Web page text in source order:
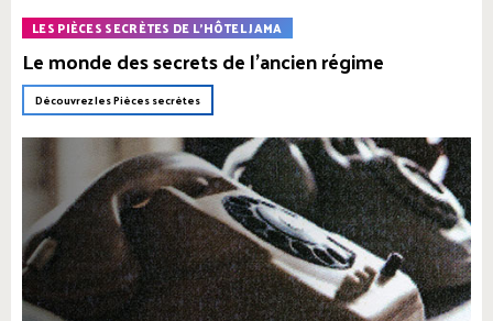
LES PIÈCES SECRÈTES DE L'HÔTEL JAMA
Le monde des secrets de l'ancien régime
Découvrez les Pièces secrètes